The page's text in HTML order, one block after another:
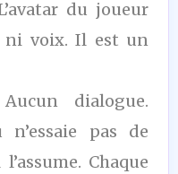
du joueur
ni voix. Il est un
dialogue.
pas de
Chaque